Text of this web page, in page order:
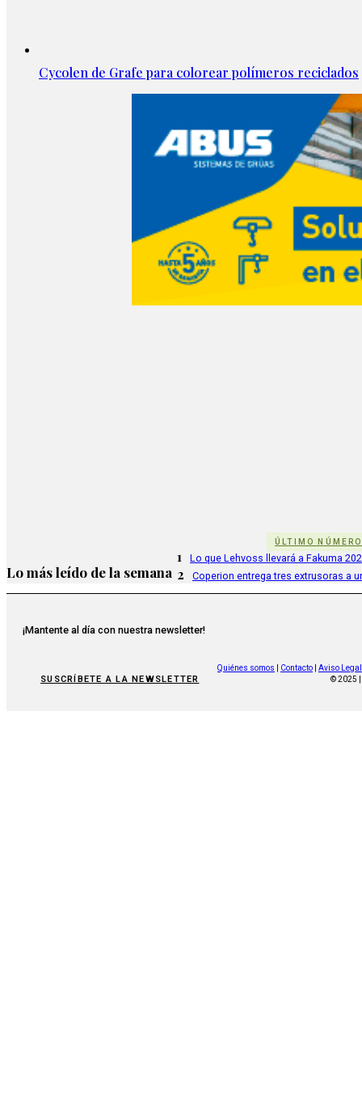
Cycolen de Grafe para colorear polímeros reciclados
ÚLTIMO NÚMERO
Lo más leído de la semana
1 Lo que Lehvoss llevará a Fakuma
2 Coperion entrega tres extrusoras a
¡Mantente al día con nuestra newsletter!
SUSCRÍBETE A LA NEWSLETTER
Quiénes somos Contacto
Aviso Legal
© 2025